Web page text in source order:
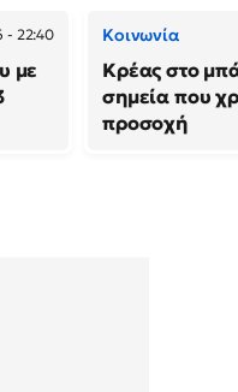
- 22:40
με
Κοινωνία
Κρέας στο
σημεία που
προσοχή